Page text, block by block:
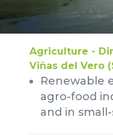
Agriculture -
Viñas del Vero
Renewable
agro-food
and in